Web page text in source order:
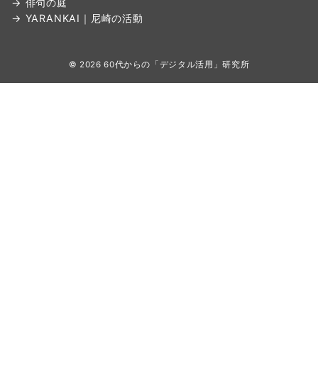
→ 俳句の庭
→ YARANKAI｜尼崎の活動
© 202660代からの「デジタル活用」研究所